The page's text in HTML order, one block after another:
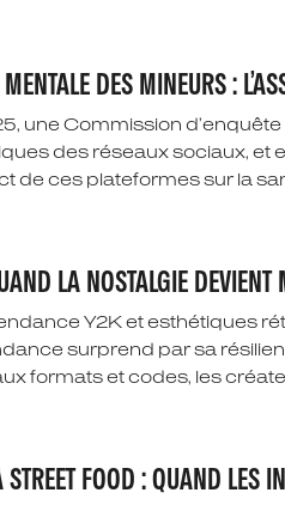
DES MINEURS :
une Commission
des réseaux sociaux, et
de ces plateformes sur la
LA NOSTALGIE DEVIENT
Y2K et esthétiques
surprend par sa
formats et codes, les
STREET FOOD : QUAND LES